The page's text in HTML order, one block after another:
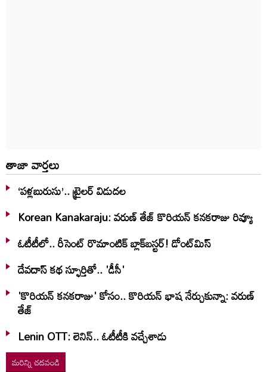
తాజా వార్తలు
‘పళ్లబురుసు’.. ట్రైలర్ విడుదల
Korean Kanakaraju: వరుణ్ తేజ్ కొరియన్‌ కనకరాజు రివ్యూ
ఓటీటీలో.. రీసెంట్ రొమాంటిక్‌ బ్లాక్‌బ‌స్ట‌ర్‌! డోంట్‌మిస్‌
దేవదాస్ కథ స్ఫూర్తితో.. 'డీసీ'
'కొరియన్ కనకరాజు' కోసం.. కొరియన్ భాష నేర్చుకున్నా: వరుణ్
తేజ్
Lenin OTT: లెనిన్.. ఓటీటీకి వ‌చ్చేశాడు
మరిన్ని చదవండి